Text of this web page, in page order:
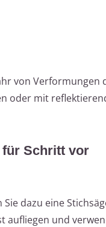
von Verformungen
oder mit
für Schritt vor
dazu eine
aufliegen und